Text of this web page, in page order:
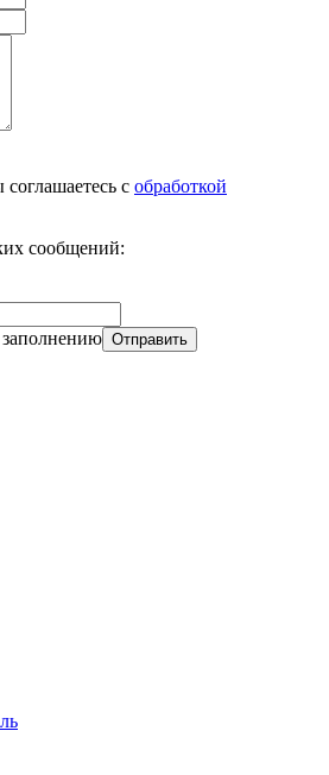
с обработкой
сообщений:
заполнению